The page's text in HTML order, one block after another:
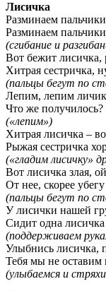
Лисичка
Разминаем
Разминаем
(сгибание и
Вот бежит лисичка,
Хитрая сестричка,
(пальцы бегут по
Лепим, лепим
Что же
(«лепим»)
Хитрая лисичка –
Рыжая сестричка
(«гладим лисичку»
Вот лисичка злая,
От нее, скорее
(пальцы бегут по
У лисички нашей
Сидит одна лисичка
(поддерживаем
Улыбнись лисичка,
Тебя мы не оставим
(улыбаемся и